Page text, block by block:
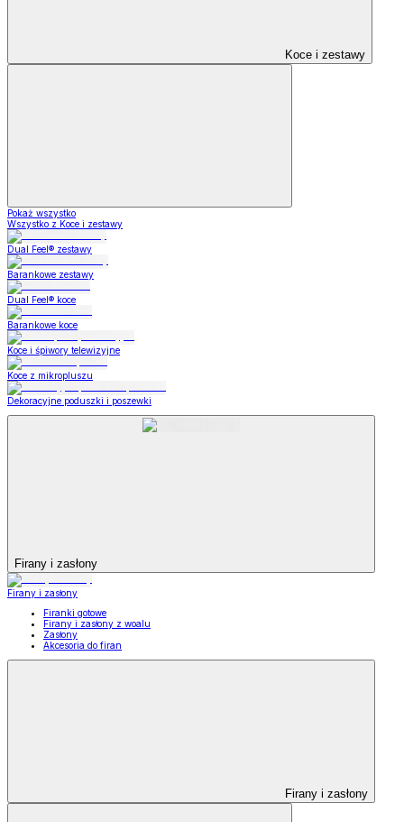
Koce i zestawy
Pokaż wszystko
Wszystko z Koce i zestawy
Dual Feel® zestawy
Barankowe zestawy
Dual Feel® koce
Barankowe koce
Koce i śpiwory telewizyjne
Koce z mikropluszu
Dekoracyjne poduszki i poszewki
Firany i zasłony
Firany i zasłony
Firanki gotowe
Firany i zasłony z woalu
Zasłony
Akcesoria do firan
Firany i zasłony